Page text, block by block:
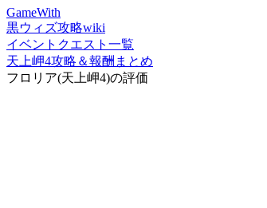
GameWith
黒ウィズ攻略wiki
イベントクエスト一覧
天上岬4攻略＆報酬まとめ
フロリア(天上岬4)の評価